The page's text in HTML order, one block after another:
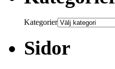
Kategorier
Sidor